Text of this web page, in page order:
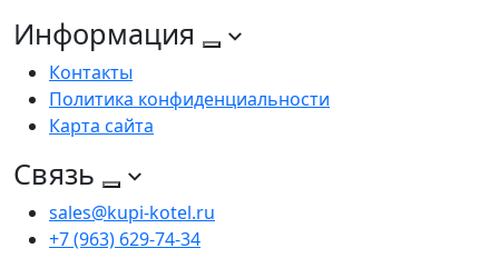
Информация
Контакты
Политика конфиденциальности
Карта сайта
Связь
sales@kupi-kotel.ru
+7 (963) 629-74-34